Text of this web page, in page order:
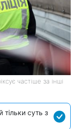
частіше за інші
суть з